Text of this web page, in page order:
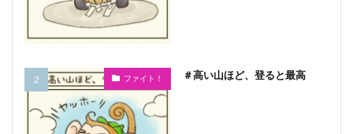
ファイト！ ＃高い山ほど、登ると最高